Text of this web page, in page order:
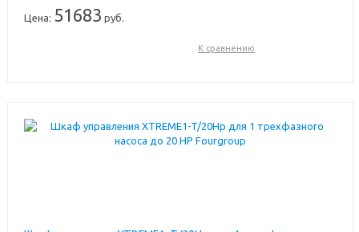
Цена: 51683 руб.
К сравнению